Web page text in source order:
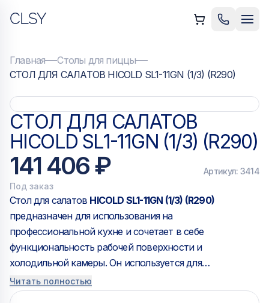
CLSY Позвонить
меню
Главная
Столы для пиццы
СТОЛ ДЛЯ САЛАТОВ HICOLD SL1-11GN (1/3) (R290)
СТОЛ ДЛЯ САЛАТОВ
HICOLD SL1-11GN (1/3) (R290)
141 406 ₽ Артикул: 3414
Под заказ
Стол для салатов HICOLD SL1-11GN (1/3) (R290)
предназначен для использования на
профессиональной кухне и сочетает в себе
функциональность рабочей поверхности и
холодильной камеры. Он используется для
приготовления салатов, бутербродов и суши.
Конструкция стола включает в себя столешницу и
Читать полностью